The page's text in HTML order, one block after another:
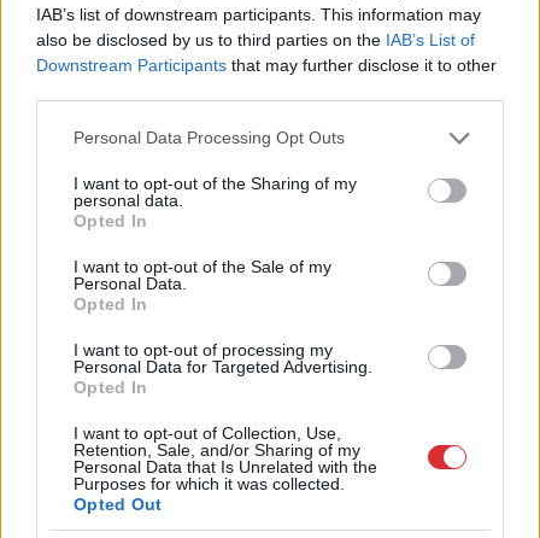
IAB’s list of downstream participants. This information may
also be disclosed by us to third parties on the IAB’s List of
Downstream Participants that may further disclose it to other
Please note that this website/app uses one or more Google
not limited to your visit or usage behaviour. You may click to
grant or deny consent to Google and its third-party tags to
use your data for below specified purposes in below Google
consent section.
Personal Data Processing Opt Outs
I want to opt-out of the Sharing of my
personal data.
Opted In
I want to opt-out of the Sale of my
Personal Data.
Opted In
I want to opt-out of processing my
Personal Data for Targeted Advertising.
Opted In
I want to opt-out of Collection, Use,
Retention, Sale, and/or Sharing of my
Personal Data that Is Unrelated with the
Purposes for which it was collected.
Opted Out
Eiropa sola aizvērt Krievijas
gāzes krānu, bet jūnijā to
atgriezusi vaļā vēl plašāk